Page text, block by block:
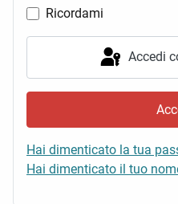
Ricordami
Accedi
Hai dimenticato la tua
Hai dimenticato il tuo